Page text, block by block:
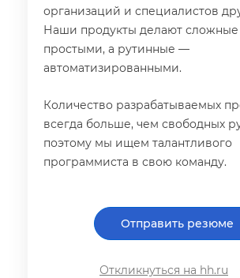
организаций и специалистов
Наши продукты делают
простыми, а рутинные —
автоматизированными.
Количество разрабатываемых
сегда больше, чем свободных
поэтому мы ищем талантливого
программиста в свою команду.
Отправить резюме
Откликнуться на hh.ru